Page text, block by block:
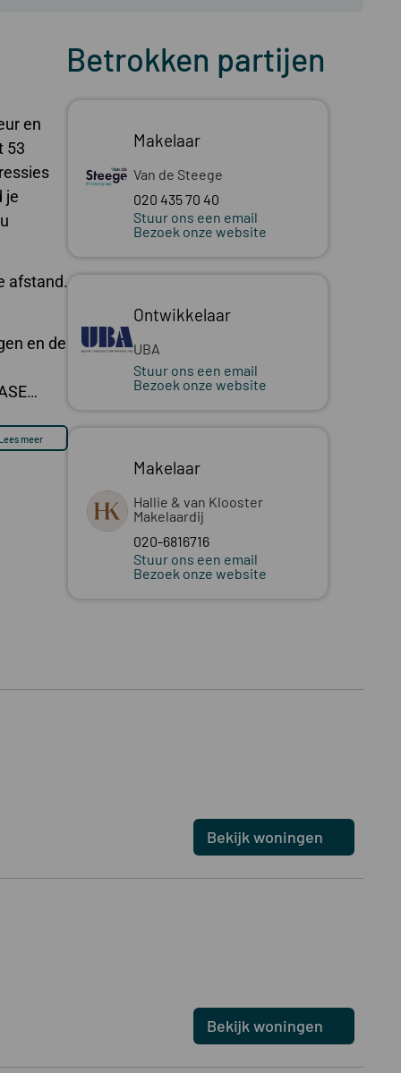
en
53
je
afstand.
en de
Lees meer
Betrokken partijen
Makelaar
Van de Steege
020 435 70 40
Stuur ons een email
Bezoek onze website
Ontwikkelaar
UBA
Stuur ons een email
Bezoek onze website
Makelaar
Hallie & van Klooster
Makelaardij
020-6816716
Stuur ons een email
Bezoek onze website
Bekijk woningen
Bekijk woningen